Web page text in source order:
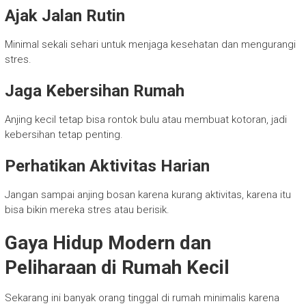
Ajak Jalan Rutin
Minimal sekali sehari untuk menjaga kesehatan dan mengurangi
stres.
Jaga Kebersihan Rumah
Anjing kecil tetap bisa rontok bulu atau membuat kotoran, jadi
kebersihan tetap penting.
Perhatikan Aktivitas Harian
Jangan sampai anjing bosan karena kurang aktivitas, karena itu
bisa bikin mereka stres atau berisik.
Gaya Hidup Modern dan
Peliharaan di Rumah Kecil
Sekarang ini banyak orang tinggal di rumah minimalis karena